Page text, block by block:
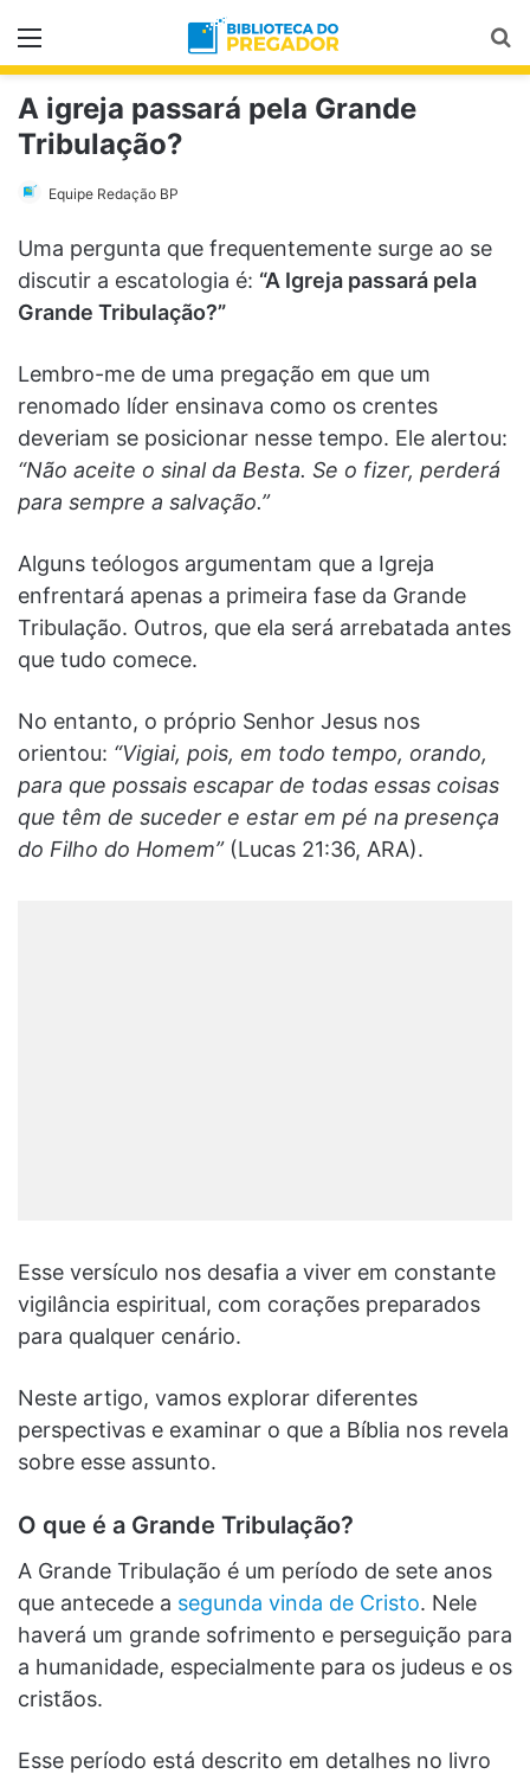
Menu
A igreja passará pela Grande
Tribulação?
Equipe Redação BP
Uma pergunta que frequentemente surge ao se
discutir a escatologia é: “A Igreja passará pela
Grande Tribulação?”
Lembro-me de uma pregação em que um
renomado líder ensinava como os crentes
deveriam se posicionar nesse tempo. Ele alertou:
“Não aceite o sinal da Besta. Se o fizer, perderá
para sempre a salvação.”
Alguns teólogos argumentam que a Igreja
enfrentará apenas a primeira fase da Grande
Tribulação. Outros, que ela será arrebatada antes
que tudo comece.
No entanto, o próprio Senhor Jesus nos
orientou: “Vigiai, pois, em todo tempo, orando,
para que possais escapar de todas essas coisas
que têm de suceder e estar em pé na presença
do Filho do Homem”(Lucas 21:36, ARA).
Esse versículo nos desafia a viver em constante
vigilância espiritual, com corações preparados
para qualquer cenário.
Neste artigo, vamos explorar diferentes
perspectivas e examinar o que a Bíblia nos revela
sobre esse assunto.
O que é a Grande Tribulação?
A Grande Tribulação é um período de sete anos
que antecede a segunda vinda de Cristo. Nele
haverá um grande sofrimento e perseguição para
a humanidade, especialmente para os judeus e os
cristãos.
Esse período está descrito em detalhes no livro